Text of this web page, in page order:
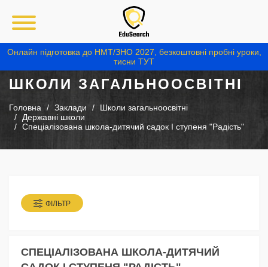
Онлайн підготовка до НМТ/ЗНО 2027, безкоштовні пробні уроки,
тисни ТУТ
ШКОЛИ ЗАГАЛЬНООСВІТНІ
Головна Заклади
Школи загальноосвітні
Державні школи
Спеціалізована школа-дитячий садок І ступеня "Радість"
ФІЛЬТР
СПЕЦІАЛІЗОВАНА ШКОЛА-ДИТЯЧИЙ